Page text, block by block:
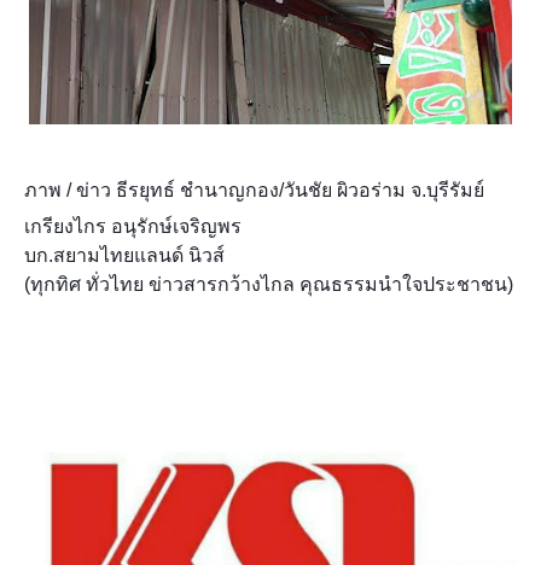
ภาพ / ข่าว ธีรยุทธ์ ชำนาญกอง/วันชัย ผิวอร่าม จ.บุรีรัมย์
เกรียงไกร อนุรักษ์เจริญพร
บก.สยามไทยแลนด์ นิวส์
(ทุกทิศ ทั่วไทย ข่าวสารกว้างไกล คุณธรรมนำใจประชาชน)